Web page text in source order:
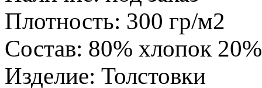
Плотность: 300 гр/м2
Состав: 80% хлопок
Изделие: Толстовки